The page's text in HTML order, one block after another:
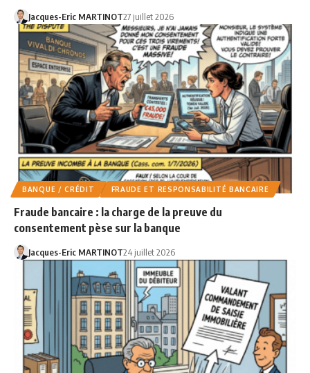
Jacques-Eric MARTINOT27 juillet 2026
BANQUE / CRÉDIT FRAUDE ET RESPONSABILITÉ BANCAIRE
Fraude bancaire : la charge de la preuve du
consentement pèse sur la banque
Jacques-Eric MARTINOT24 juillet 2026